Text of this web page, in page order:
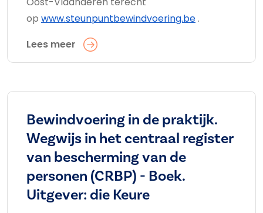
op www.steunpuntbewindvoering.be.
Lees meer
Bewindvoering in de praktijk.
Wegwijs in het centraal register
van bescherming van de
personen (CRBP) - Boek.
Uitgever: die Keure